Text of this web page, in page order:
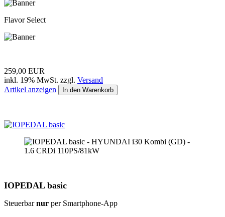
Flavor Select
259,00 EUR
inkl. 19% MwSt. zzgl. Versand
Artikel anzeigen
In den Warenkorb
IOPEDAL basic
Steuerbarnur per Smartphone-App